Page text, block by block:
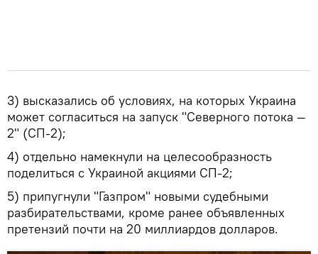
3) высказались об условиях, на которых Украина
может согласиться на запуск "Северного потока —
2" (СП-2);
4) отдельно намекнули на целесообразность
поделиться с Украиной акциями СП-2;
5) припугнули "Газпром" новыми судебными
разбирательствами, кроме ранее объявленных
претензий почти на 20 миллиардов долларов.